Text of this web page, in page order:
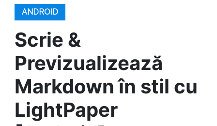
ANDROID
Scrie &
Previzualizează
Markdown în stil cu
LightPaper